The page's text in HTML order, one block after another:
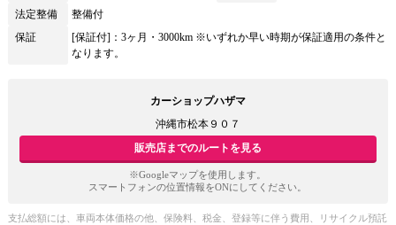
法定整備
整備付
保証
[保証付]：3ヶ月・3000km ※いずれか早い時期が保証適用の条件と
なります。
カーショップハザマ
沖縄市松本９０７
販売店までのルートを見る
※Googleマップを使用します。
スマートフォンの位置情報をONにしてください。
支払総額には、車両本体価格の他、保険料、税金、登録等に伴う費用、リサイクル預託